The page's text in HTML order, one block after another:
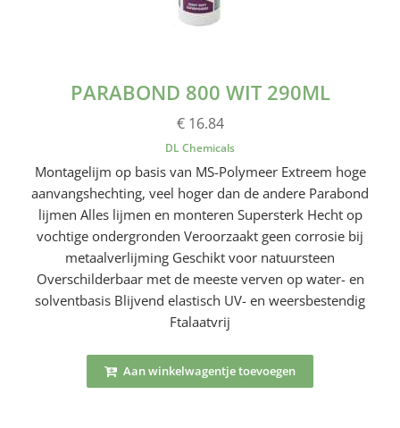
PARABOND 800 WIT 290ML
€ 16.84
DL Chemicals
Montagelijm op basis van MS-Polymeer Extreem hoge
aanvangshechting, veel hoger dan de andere Parabond
lijmen Alles lijmen en monteren Supersterk Hecht op
vochtige ondergronden Veroorzaakt geen corrosie bij
metaalverlijming Geschikt voor natuursteen
Overschilderbaar met de meeste verven op water- en
solventbasis Blijvend elastisch UV- en weersbestendig
Ftalaatvrij
Aan winkelwagentje toevoegen